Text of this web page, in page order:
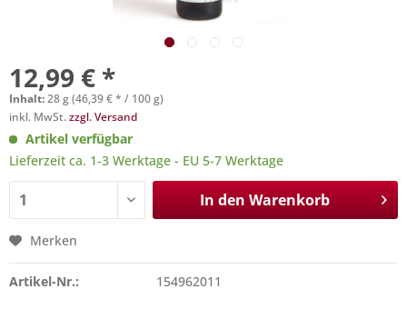
12,99 € *
Inhalt:28 g (46,39 € * / 100 g)
inkl. MwSt.zzgl. Versand
Artikel verfügbar
Lieferzeit ca. 1-3 Werktage - EU 5-7 Werktage
In den Warenkorb
Merken
Artikel-Nr.: 154962011